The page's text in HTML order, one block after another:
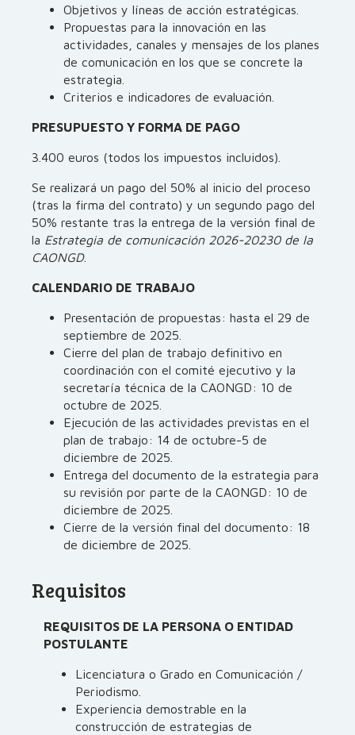
Objetivos y líneas de acción estratégicas.
Propuestas para la innovación en las
actividades, canales y mensajes de los planes
de comunicación en los que se concrete la
estrategia.
Criterios e indicadores de evaluación.
PRESUPUESTO Y FORMA DE PAGO
3.400 euros (todos los impuestos incluidos).
Se realizará un pago del 50% al inicio del proceso
(tras la firma del contrato) y un segundo pago del
50% restante tras la entrega de la versión final de
la Estrategia de comunicación 2026-20230 de la
CAONGD.
CALENDARIO DE TRABAJO
Presentación de propuestas: hasta el 29 de
septiembre de 2025.
Cierre del plan de trabajo definitivo en
coordinación con el comité ejecutivo y la
secretaría técnica de la CAONGD: 10 de
octubre de 2025.
Ejecución de las actividades previstas en el
plan de trabajo: 14 de octubre-5 de
diciembre de 2025.
Entrega del documento de la estrategia para
su revisión por parte de la CAONGD: 10 de
diciembre de 2025.
Cierre de la versión final del documento: 18
de diciembre de 2025.
Requisitos
REQUISITOS DE LA PERSONA O ENTIDAD
POSTULANTE
Licenciatura o Grado en Comunicación /
Periodismo.
Experiencia demostrable en la
construcción de estrategias de